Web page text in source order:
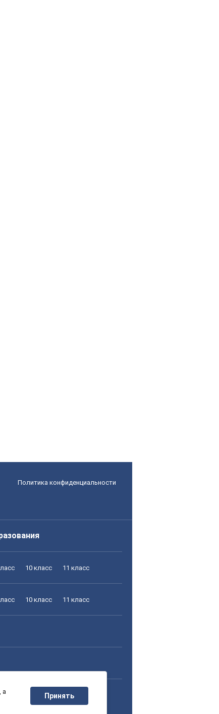
Политика конфиденциальности
10 класс 11 класс
10 класс 11 класс
10 класс 11 класс
а
Принять